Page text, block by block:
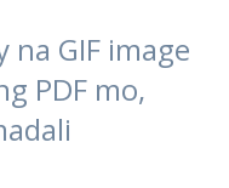
GIF image
PDF mo,